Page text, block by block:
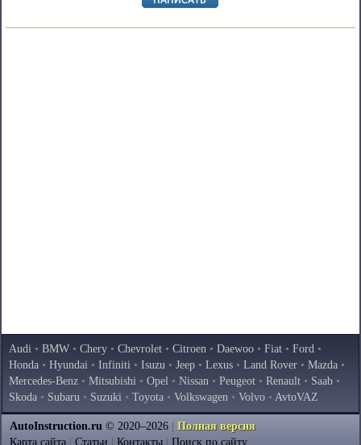
Audi • BMW • Chery • Chevrolet • Citroen • Daewoo • Fiat • Ford •
Honda • Hyundai • Infiniti • Isuzu • Jeep • Lexus • Land Rover • Mazda •
Mercedes-Benz • Mitsubishi • Opel • Nissan • Peugeot • Renault • Saab •
Skoda • Subaru • Suzuki • Toyota • Volkswagen • Volvo • AvtoVAZ
AutoInstruction.ru © 2020–2026 | Полная версия
Карта сайта | Статьи | Контакты | Поиск по сайту